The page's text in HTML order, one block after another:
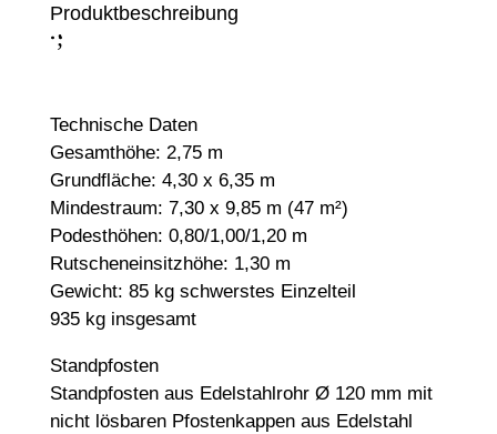
Produktbeschreibung
:
;
Technische Daten
Gesamthöhe: 2,75 m
Grundfläche: 4,30 x 6,35 m
Mindestraum: 7,30 x 9,85 m (47 m²)
Podesthöhen: 0,80/1,00/1,20 m
Rutscheneinsitzhöhe: 1,30 m
Gewicht: 85 kg schwerstes Einzelteil
935 kg insgesamt
Standpfosten
Standpfosten aus Edelstahlrohr Ø 120 mm mit
nicht lösbaren Pfostenkappen aus Edelstahl